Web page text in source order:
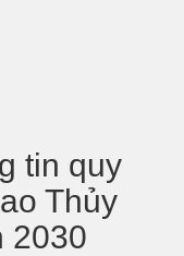
tin quy
Thủy
2030